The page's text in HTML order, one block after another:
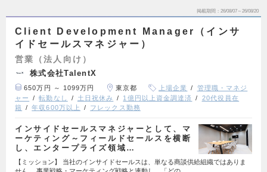
掲載期間 26/08/07～26/08/20
Client Development Manager（インサ
イドセールスマネジャー）
営業（法人向け）
株式会社TalentX
650万円 ～ 1099万円 東京都 上場企業
管理職・マネジ
ャー
転勤なし 土日祝休み 1億円以上資金調達済
20代役員在
籍
年収600万以上 フレックス勤務
インサイドセールスマネジャーとして、マ
ーケティング～フィールドセールスを横断
し、エンタープライズ領域…
【ミッション】 当社のインサイドセールスは、単なる商談供給組織ではありま
せん。 事業戦略・マーケティング戦略と連動し、「どの…